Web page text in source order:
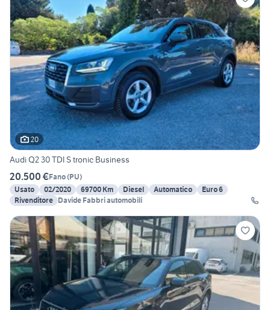
20
Audi Q2 30 TDI S tronic Business
20.500 €Fano(PU)
Usato
02/2020 69700 Km Diesel Automatico
Euro 6
Rivenditore Davide Fabbri automobili